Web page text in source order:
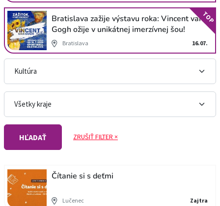
Bratislava zažije výstavu roka: Vincent van
Gogh ožije v unikátnej imerzívnej šou!
Bratislava 16.07.
TOP
HĽADAŤ ZRUŠIŤ FILTER ×
Čítanie si s deťmi
Lučenec Zajtra